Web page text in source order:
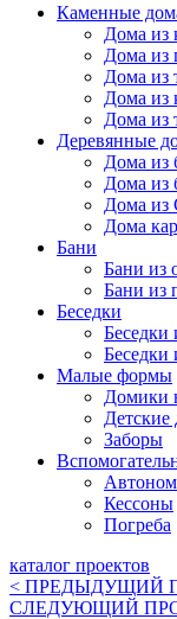
Каменные
Дома из
Дома из
Дома из
Дома из
Дома из
Деревянные
Дома из
Дома из
Дома из
Дома
Бани
Бани из
Бани из
Беседки
Беседки
Беседки
Малые формы
Домики
Детские
Заборы
Кессоны
Погреба
каталог проектов
< ПРЕДЫДУЩИЙ
СЛЕДУЮЩИЙ